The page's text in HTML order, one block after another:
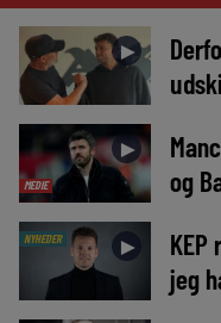
►
MEDIE
►
og
NYHEDER ►
KEP
jeg